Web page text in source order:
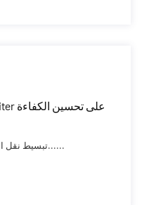
تبسيط نقل المواد الغذائية بين الطوابق في الم......